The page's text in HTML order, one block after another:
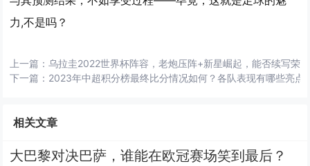
力,不是吗？
上一篇：乌拉圭2022世界杯阵容，老炮压阵+新星崛起，能否续写荣
下一篇： 2023年中超积分榜最终比分情况如何？各队表现有哪些亮点
相关文章
大巴黎对决巴萨，谁能在欧冠赛场笑到最后？